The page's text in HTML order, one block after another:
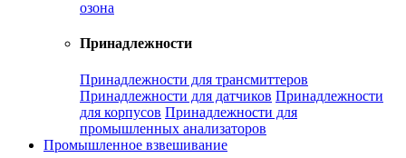
озона
Принадлежности
Принадлежности для трансмиттеров
Принадлежности для датчиков Принадлежности
для корпусов Принадлежности для
промышленных анализаторов
Промышленное взвешивание